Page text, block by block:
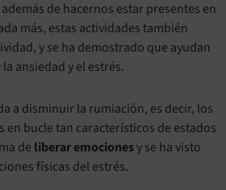
de hacernos estar presentes en
más, estas actividades también
y se ha demostrado que ayudan
ansiedad y el estrés.
a disminuir la rumiación, es decir, los
en bucle tan característicos de estados
de liberar emocionesy se ha visto
físicas del estrés.